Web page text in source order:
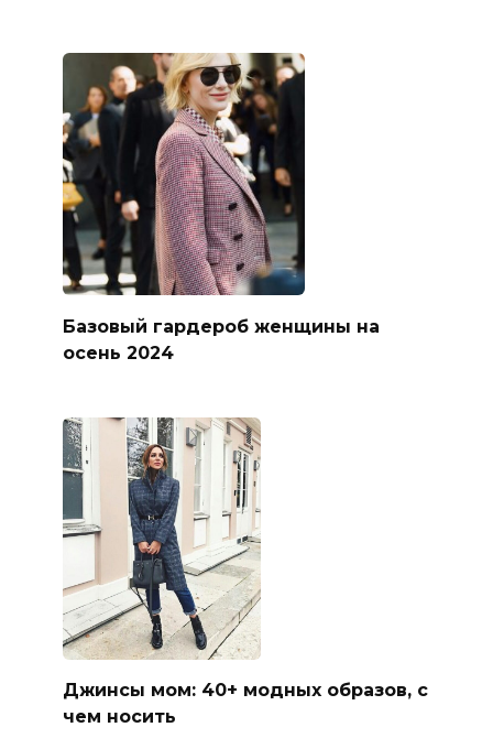
Базовый гардероб женщины на
осень 2024
Джинсы мом: 40+ модных образов, с
чем носить